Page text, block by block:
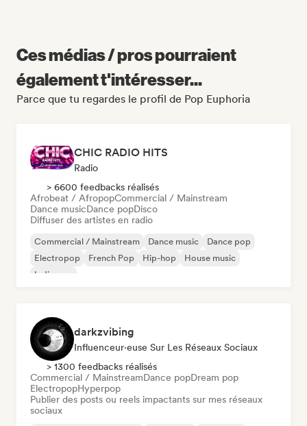
Ces médias / pros pourraient
également t'intéresser...
Parce que tu regardes le profil de Pop Euphoria
CHIC RADIO HITS
Radio
> 6600 feedbacks réalisés
Afrobeat / AfropopCommercial / Mainstream
Dance musicDance popDisco
Diffuser des artistes en radio
Commercial / Mainstream Dance music
Dance pop
Electropop
French Pop Hip-hop
House music
Indie pop
darkzvibing
Influenceur·euse Sur Les Réseaux Sociaux
> 1300 feedbacks réalisés
Commercial / MainstreamDance popDream pop
ElectropopHyperpop
Publier des posts ou reels impactants sur mes réseaux
sociaux